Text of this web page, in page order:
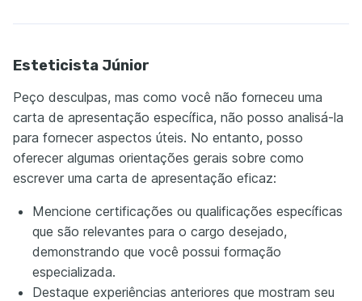
Esteticista Júnior
Peço desculpas, mas como você não forneceu uma
carta de apresentação específica, não posso analisá-la
para fornecer aspectos úteis. No entanto, posso
oferecer algumas orientações gerais sobre como
escrever uma carta de apresentação eficaz:
Mencione certificações ou qualificações específicas
que são relevantes para o cargo desejado,
demonstrando que você possui formação
especializada.
Destaque experiências anteriores que mostram seu